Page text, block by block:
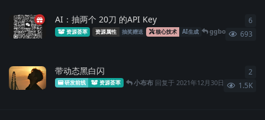
AI：抽两个 20刀 的API Key
资源荟萃 资源属性 抽奖赠送 核心技术 AI生成 ggbond回复于
693
6
带动态黑白闪
研发前线 资源荟萃 小布布回复于 2021年12月30日 1.5K
2